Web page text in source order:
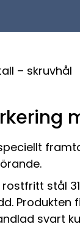
– skruvhål
stål
Produkten
svart